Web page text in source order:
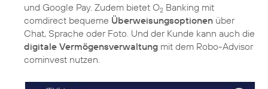
und Google Pay. Zudem bietet O2 Banking mit
comdirect bequeme Überweisungsoptionen über
Chat, Sprache oder Foto. Und der Kunde kann auch die
digitale Vermögensverwaltung mit dem Robo-Advisor
cominvest nutzen.